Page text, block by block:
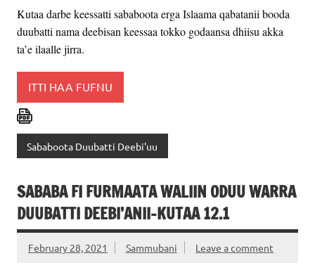
Kutaa darbe keessatti sababoota erga Islaama qabatanii booda
duubatti nama deebisan keessaa tokko godaansa dhiisu akka
ta’e ilaalle jirra.
ITTI HAA FUFNU
Sababoota Duubatti Deebi'uu
SABABA FI FURMAATA WALIIN ODUU WARRA
DUUBATTI DEEBI’ANII-KUTAA 12.1
February 28, 2021 Sammubani Leave a comment